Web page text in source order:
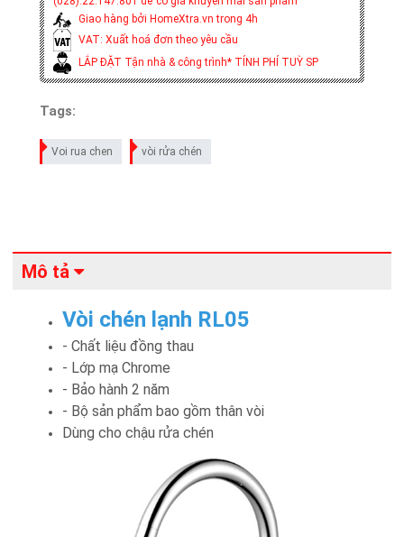
Giao hàng bởi HomeXtra.vn trong 4h
VAT: Xuất hoá đơn theo yêu cầu
LẮP ĐẶT Tận nhà & công trình* TÍNH PHÍ TUỲ SP
Tags:
Voi rua chen vòi rửa chén
Mô tả
Vòi chén lạnh RL05
- Chất liệu đồng thau
- Lớp mạ Chrome
- Bảo hành 2 năm
- Bộ sản phẩm bao gồm thân vòi
Dùng cho chậu rửa chén